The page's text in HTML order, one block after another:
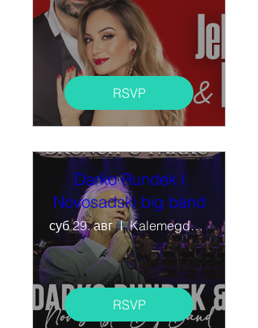
RSVP
Darko Rundek i
Novosadski big band
суб 29. авг Kalemegdan (Donji grad)
RSVP